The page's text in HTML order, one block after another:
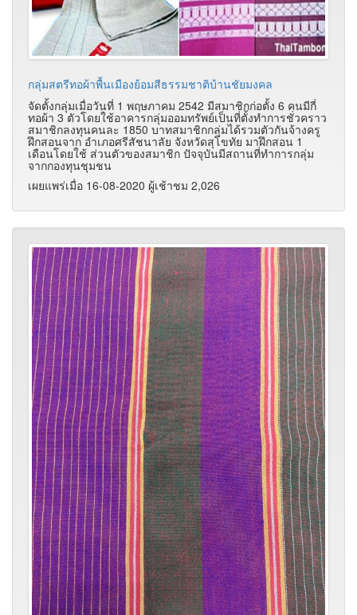
กลุ่มสตรีทอผ้าพื้นเมืองย้อมสีธรรมชาติบ้านชัยมงคล
จัดตั้งกลุ่มเมื่อวันที่ 1 พฤษภาคม 2542 มีสมาชิกก่อตั้ง 6 คนมีกี่
ทอผ้า 3 ตัวโดยใช้อาคารกลุ่มออมทรัพย์เป็นที่ตั้งทำการชั่วคราว
สมาชิกลงทุนคนละ 1850 บาทสมาชิกกลุ่มได้รวมตัวกันจ้างครู
ฝึกสอนจาก อำเภอศรีสัชนาลัย จังหวัดสุโขทัย มาฝึกสอน 1
เดือนโดยใช้ ส่วนตัวของสมาชิก ปัจจุบันมีสถานที่ทำการกลุ่ม
จากกองทุนชุมชน
เผยแพร่เมื่อ 16-08-2020 ผู้เช้าชม 2,026